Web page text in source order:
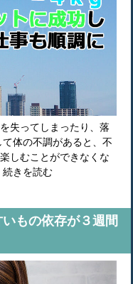
失ってしまったり、落
体の不調があると、不
しむことができなくな
続きを読む
もの依存が３週間